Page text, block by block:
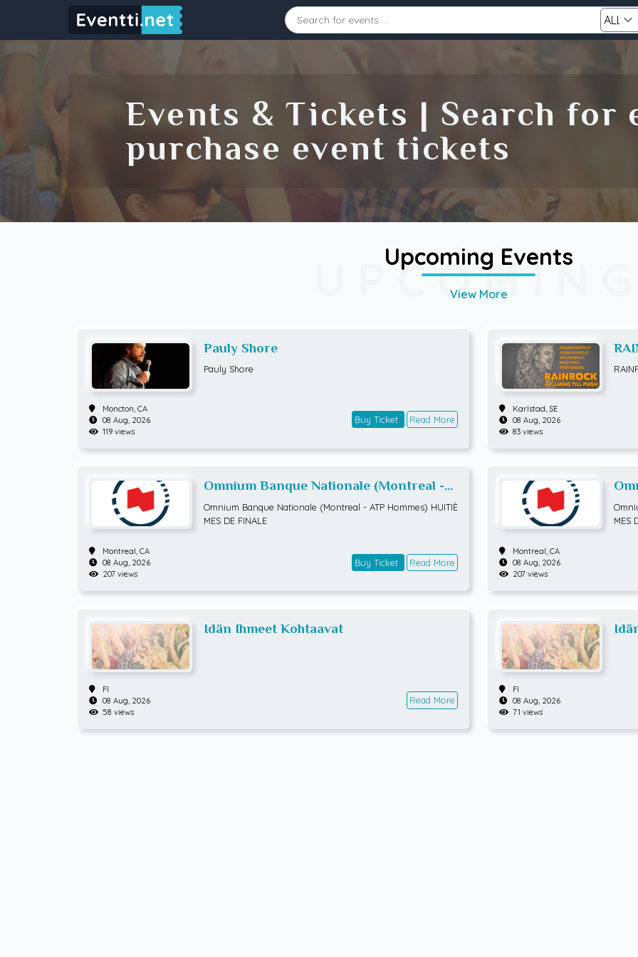
Starting Date
Search
Events & Tickets | Search for
purchase event tickets
UPCOMING
Upcoming Events
View More
Pauly Shore
Pauly Shore
Moncton, CA
08 Aug, 2026
119 views
Buy Ticket Read More
Karlstad, SE
08 Aug, 2026
83 views
Omnium Banque Nationale (Montreal -
ATP Hommes) HUITIÈMES DE FINALE
Omnium Banque Nationale (Montreal - ATP Hommes) HUITIÈ
MES DE FINALE
Montreal, CA
08 Aug, 2026
207 views
Buy Ticket Read More
MES
Montreal, CA
08 Aug, 2026
207 views
Idän Ihmeet Kohtaavat
FI
08 Aug, 2026
58 views
Read More
FI
08 Aug, 2026
71 views